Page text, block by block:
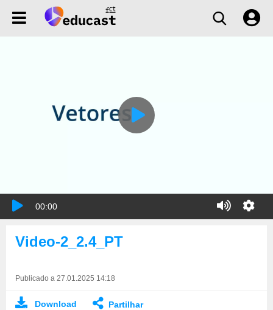
00:00
Video-2_2.4_PT
Publicado a 27.01.2025 14:18
Download Partilhar